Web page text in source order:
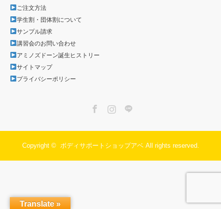
ご注文方法
学生割・団体割について
サンプル請求
講習会のお問い合わせ
アミノズドーン誕生ヒストリー
サイトマップ
プライバシーポリシー
Copyright © ボディサポートショップアベAll rights reserved.
Translate »